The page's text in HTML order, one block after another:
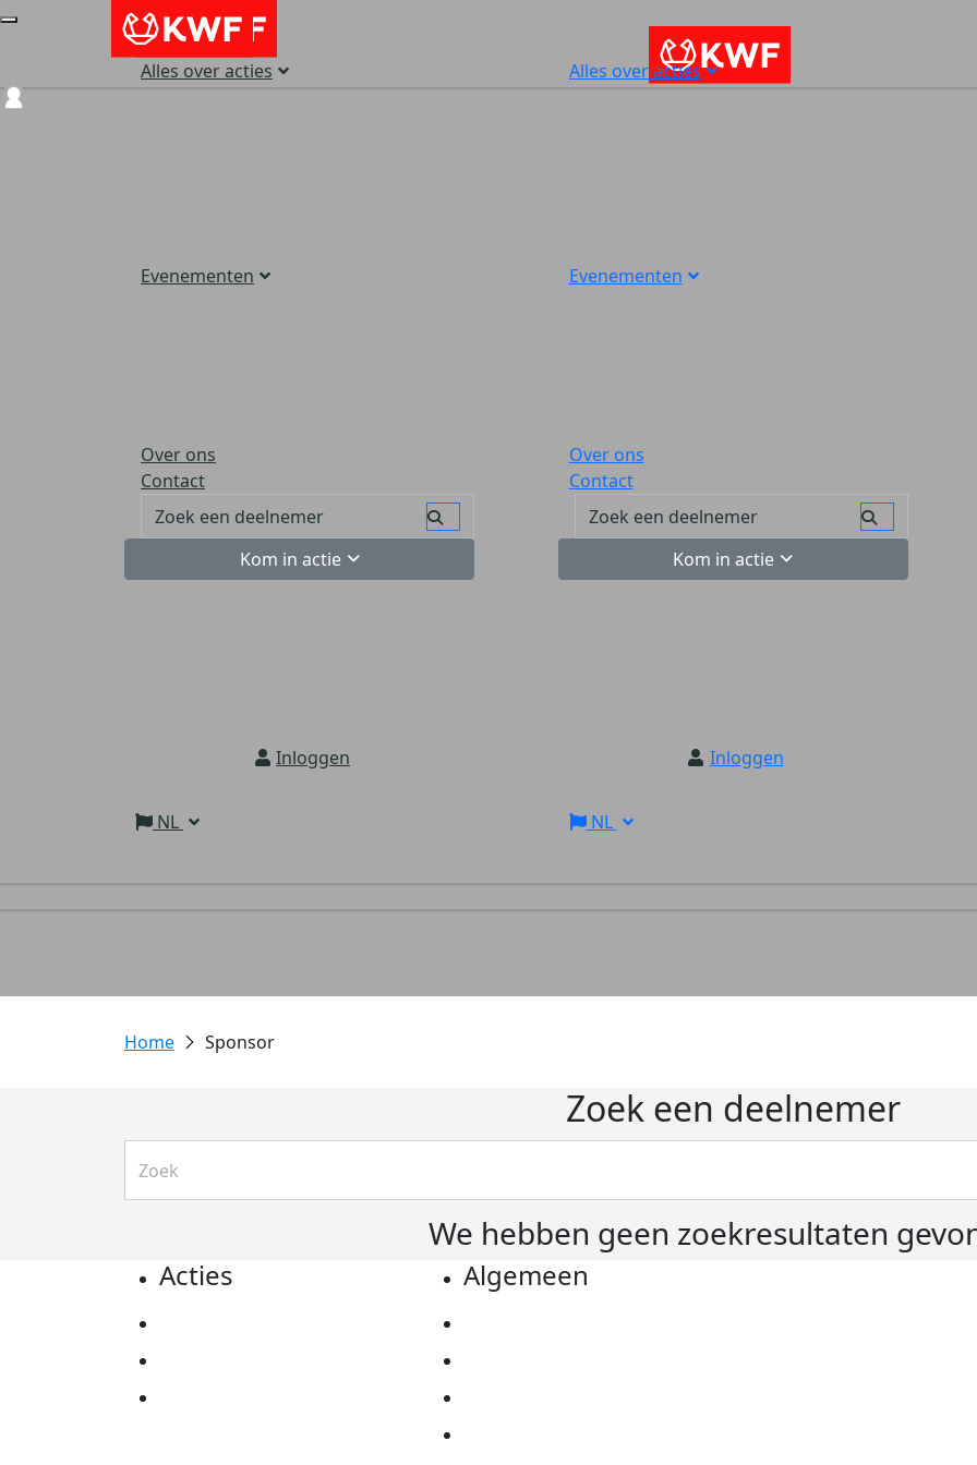
Alles over acties
Evenementen
Over ons
Contact
Kom in actie
Inloggen
NL
Alles over acties
Evenementen
Over ons
Contact
Kom in actie
Inloggen
NL
Sponsor
Zoek een deelnemer
We hebben geen zoekresultaten
Acties Algemeen